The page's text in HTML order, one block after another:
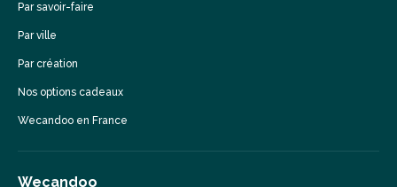
Par savoir-faire
Par ville
Par création
Nos options cadeaux
Wecandoo en France
Wecandoo